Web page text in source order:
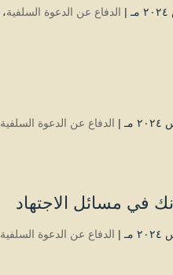
الدفاع عن الدعوة السلفية،
الدفاع عن الدعوة السلفية
في مسائل الاجتهاد
الدفاع عن الدعوة السلفية